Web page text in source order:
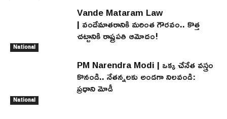
National
Vande Mataram Law
| వందేమాతరానికి మరింత గౌరవం.. కొత్త
చట్టానికి రాష్ట్రపతి ఆమోదం!
National
PM Narendra Modi | ఒక్క చేనేత వస్త్రం
కొనండి.. నేతన్నలకు అండగా నిలవండి:
ప్రధాని మోడీ